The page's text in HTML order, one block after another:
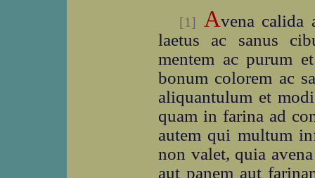
[1] Avena calida
laetus ac sanus
mentem ac purum
bonum colorem ac
aliquantulum et
quam in farina ad
autem qui multum
non valet, quia
aut panem aut